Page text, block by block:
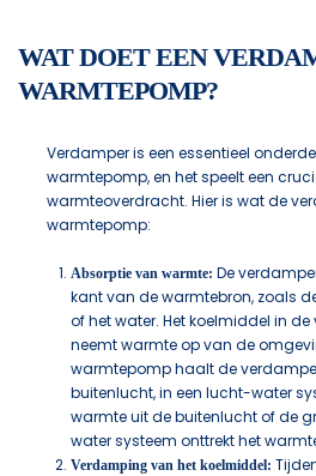
WAT DOET EEN
WARMTEPOMP?
Verdamper is een essentieel
warmtepomp, en het speelt een
warmteoverdracht. Hier is wat de
warmtepomp:
Absorptie van warmte: De
kant van de warmtebron, zoals
of het water. Het koelmiddel in
neemt warmte op van de
warmtepomp haalt de
buitenlucht, in een lucht-water
warmte uit de buitenlucht of de
water systeem onttrekt het
Verdamping van het koelmiddel: